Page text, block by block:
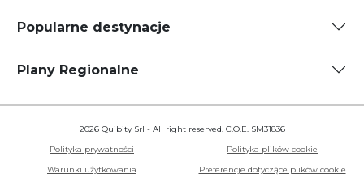
Popularne destynacje
Plany Regionalne
2026 Quibity Srl - All right reserved. C.O.E. SM31836
Polityka prywatności
Polityka plików cookie
Warunki użytkowania
Preferencje dotyczące plików cookie